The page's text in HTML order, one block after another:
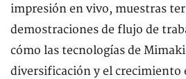
impresión en vivo, muestras
demostraciones de flujo de
cómo las tecnologías de
diversificación y el crecimiento